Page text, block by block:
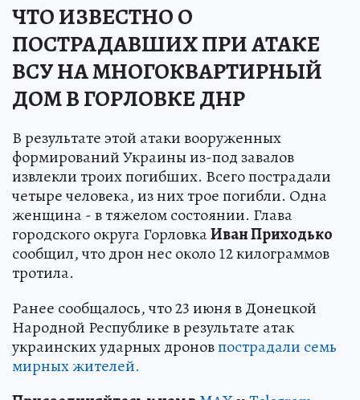
ЧТО ИЗВЕСТНО О
ПОСТРАДАВШИХ ПРИ АТАКЕ
ВСУ НА МНОГОКВАРТИРНЫЙ
ДОМ В ГОРЛОВКЕ ДНР
В результате этой атаки вооруженных
формирований Украины из-под завалов
извлекли троих погибших. Всего пострадали
четыре человека, из них трое погибли. Одна
женщина - в тяжелом состоянии. Глава
городского округа ГорловкаИван Приходько
сообщил, что дрон нес около 12 килограммов
тротила.
Ранее сообщалось, что 23 июня в Донецкой
Народной Республике в результате атак
украинских ударных дроновпострадали семь
мирных жителей.